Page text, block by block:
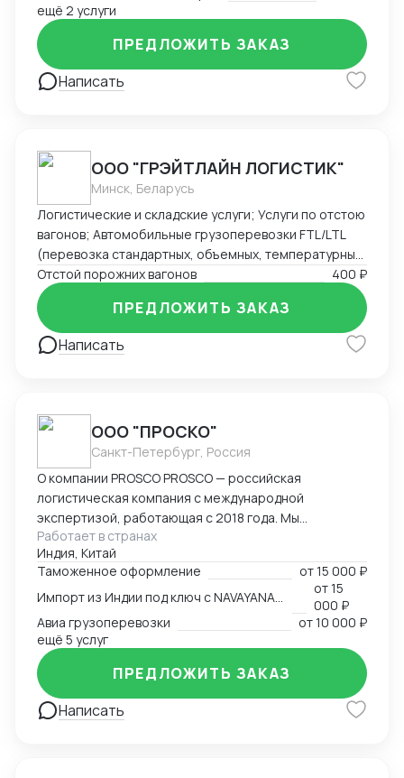
организацией импорта в Российскую Федерацию из
Америки. Знаком со всеми первичными документами
ВЭД.
ещё 2 услуги
Написать
ПРЕДЛОЖИТЬ ЗАКАЗ
ООО "ГРЭЙТЛАЙН ЛОГИСТИК"
Минск, Беларусь
Логистические и складские услуги; Услуги по отстою
вагонов; Автомобильные грузоперевозки FTL/LTL
(перевозка стандартных, объемных, температурных
и сборных грузов); Железнодорожные перевозки
FCL/LCL — комплексные услуги с гарантией качества
и соблюдением сроков.
Отстой порожних вагонов 400 ₽
Написать
ПРЕДЛОЖИТЬ ЗАКАЗ
ООО "ПРОСКО"
Санкт-Петербург, Россия
О компании PROSCO PROSCO — российская
логистическая компания с международной
экспертизой, работающая с 2018 года. Мы
предоставляем полный цикл логистических и
внешнеэкономических услуг: от международных
перевозок и таможенного оформления до
сопровождения и контрактной логистики. Основные
направления работы: международные перевозки
(авиа, авто, море, ж/д); складская логистика и
таможенное оформление; сопровождение ВЭД и
поиск производителей; работа с опасными,
сборными и негабаритными грузами. География
присутствия: Офисы компании расположены в
Работает в странах
Индия, Китай
Таможенное оформление
от15 000 ₽
от15
000 ₽
Авиа грузоперевозки
от10 000 ₽
ещё 5 услуг
Написать
ПРЕДЛОЖИТЬ ЗАКАЗ